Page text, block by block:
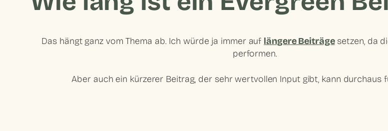
Das hängt ganz vom Thema ab. Ich würde ja immer auf längere Beiträgesetzen, da
performen.
Aber auch ein kürzerer Beitrag, der sehr wertvollen Input gibt, kann durchaus